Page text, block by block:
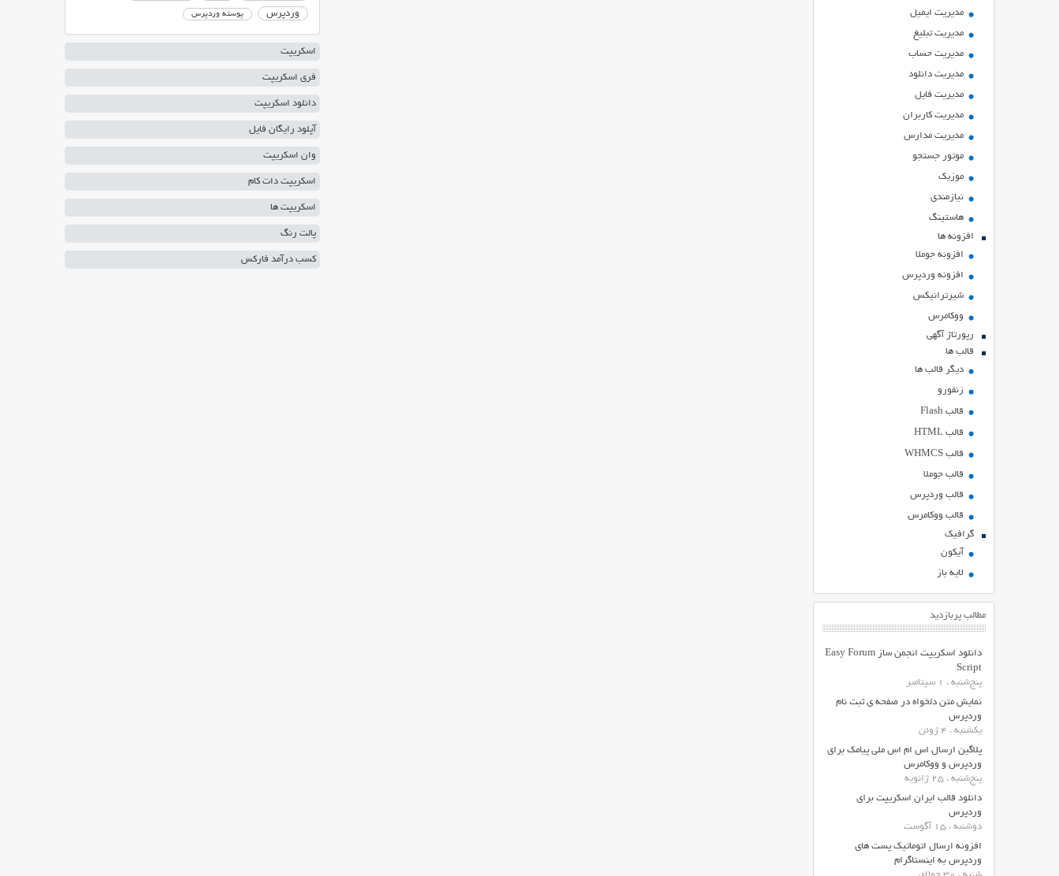
مدیریت ایمیل
مدیریت تبلیغ
مدیریت حساب
مدیریت دانلود
مدیریت فایل
مدیریت کاربران
مدیریت مدارس
موتور جستجو
موزیک
نیازمندی
هاستينگ
افزونه ها
افزونه جوملا
افزونه وردپرس
شیرترانیکس
ووکامرس
رپورتاژ آگهی
قالب ها
دیگر قالب ها
زنفورو
قالب Flash
قالب HTML
قالب WHMCS
قالب جوملا
قالب وردپرس
قالب ووکامرس
گرافیک
آیکون
لایه باز
مطالب پربازدید
دانلود اسکریپت انجمن ساز Easy Forum
Script
پنج‌شنبه ، 1 سپتامبر
نمایش متن دلخواه در صفحه ی ثبت نام
وردپرس
یکشنبه ، 4 ژوئن
پلاگین ارسال اس ام اس ملی پیامک برای
وردپرس و ووکامرس
پنج‌شنبه ، 25 ژانویه
دانلود قالب ایران اسکریپت برای
وردپرس
دوشنبه ، 15 آگوست
افزونه ارسال اتوماتیک پست های
وردپرس به اینستاگرام
وردپرس پوسته وردپرس
اسکریپت
فری اسکریپت
دانلود اسکریپت
آپلود رایگان فایل
وان اسکریپت
اسکریپت دات کام
اسکریپت ها
پالت رنگ
کسب درآمد فارکس